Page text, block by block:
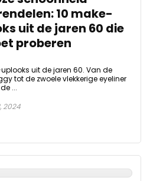
10 make-
uit de jaren 60 die
proberen
uit de jaren 60. Van de
tot de zwoele vlekkerige eyeliner
...
2024